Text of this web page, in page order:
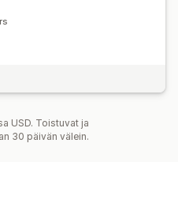
USD. Toistuvat ja
30 päivän välein.